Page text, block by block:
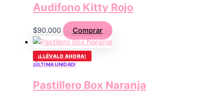
Audifono Kitty Rojo
$90.000 Comprar
¡LLÉVALO AHORA!
¡ÚLTIMA UNIDAD!
Pastillero Box Naranja